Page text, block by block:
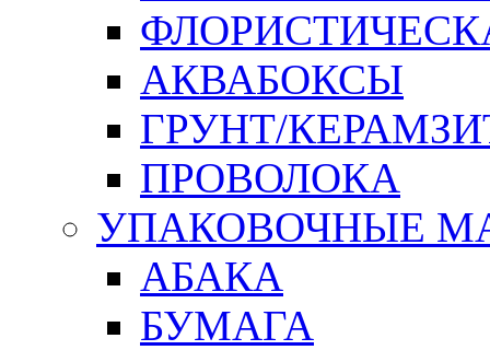
АКВАБОКСЫ
ГРУНТ/
ПРОВОЛОКА
УПАКОВОЧНЫЕ
АБАКА
БУМАГА